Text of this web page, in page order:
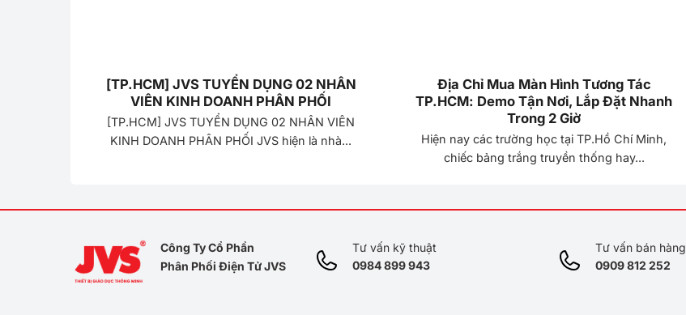
[TP.HCM] JVS TUYỂN DỤNG 02 NHÂN
VIÊN KINH DOANH PHÂN PHỐI
[TP.HCM] JVS TUYỂN DỤNG 02 NHÂN VIÊN
KINH DOANH PHÂN PHỐI JVS hiện là nhà...
Địa Chỉ Mua Màn Hình Tương Tác
TP.HCM: Demo Tận Nơi, Lắp Đặt Nhanh
Trong 2 Giờ
Hiện nay các trường học tại TP.Hồ Chí Minh,
chiếc bảng trắng truyền thống hay...
Công Ty Cổ Phần
Phân Phối Điện Tử JVS
Tư vấn kỹ thuật
0984 899 943
Tư vấn bán hàng
0909 812 252